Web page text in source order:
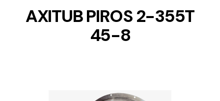
AXITUB PIROS 2-355T
45-8